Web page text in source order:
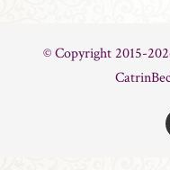
© Copyright 2015-